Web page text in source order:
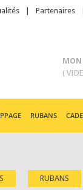
Partenaires
MON
(
RUBANS
RUBANS